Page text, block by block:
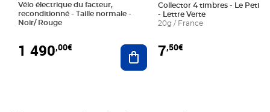
Vélo électrique du facteur,
reconditionné - Taille normale -
Noir/ Rouge
1 490,00€ Ajouter au panier
Collector 4 timbres - Le Petit
- Lettre Verte
20g / France
7,50€